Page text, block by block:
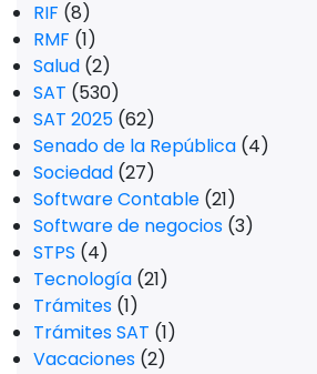
RIF (8)
RMF (1)
Salud (2)
SAT (530)
SAT 2025 (62)
Senado de la República (4)
Sociedad (27)
Software Contable (21)
Software de negocios (3)
STPS (4)
Tecnología (21)
Trámites (1)
Trámites SAT (1)
Vacaciones (2)